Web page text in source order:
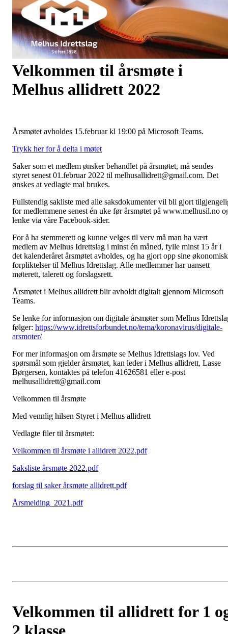
Velkommen til årsmøte i
Melhus allidrett 2022
Årsmøtet avholdes 15.februar kl 19:00 på Microsoft Teams.
Trykk her for å delta i møtet
Saker som et medlem ønsker behandlet på årsmøtet, må sendes
styret senest 01.februar 2022 til melhusallidrett@gmail.com. Det
ønskes at vedlagte mal brukes.
Fullstendig sakliste med alle saksdokumenter vil bli gjort
for medlemmene senest én uke før årsmøtet på www.melhusil.no
lenke via våre Facebook-sider.
For å ha stemmerett og kunne velges til verv må man ha vært
medlem av Melhus Idrettslag i minst én måned, fylle minst 15 år i
det kalenderåret årsmøtet avholdes, og ha gjort opp sine
forpliktelser til Melhus Idrettslag. Alle medlemmer har uansett
møterett, talerett og forslagsrett.
Årsmøtet i Melhus allidrett blir avholdt digitalt gjennom Microsoft
Teams.
Se lenke for informasjon om digitale årsmøter som Melhus
følger: https://www.idrettsforbundet.no/tema/koronavirus/digitale-
arsmoter/
For mer informasjon om årsmøte se Melhus Idrettslags lov. Ved
spørsmål som gjelder årsmøtet, kan leder i Melhus allidrett, Lasse
Børgersen, kontaktes på telefon 41626581 eller e-post
melhusallidrett@gmail.com
Velkommen til årsmøte
Med vennlig hilsen Styret i Melhus allidrett
Vedlagte filer til årsmøtet:
Velkommen til årsmøte i allidrett 2022.pdf
Saksliste årsmøte 2022.pdf
forslag til saker årsmøte allidrett.pdf
Årsmelding_2021.pdf
Velkommen til allidrett for 1